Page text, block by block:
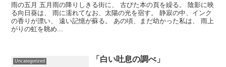
雨の五月 五月雨の降りしきる街に、 古びた本の頁を繰る。 陰影に映
る向日葵は、 雨に濡れてなお、太陽の光を宿す。 静寂の中、インク
の香りが漂い、 遠い記憶が蘇る。 あの頃、まだ幼かった私は、 雨上
がりの虹を眺め...
Uncategorized 「白い吐息の調べ」